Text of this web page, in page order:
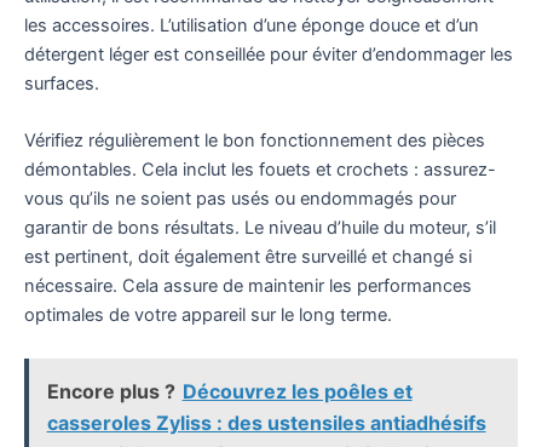
les accessoires. L’utilisation d’une éponge douce et d’un
détergent léger est conseillée pour éviter d’endommager les
surfaces.
Vérifiez régulièrement le bon fonctionnement des pièces
démontables. Cela inclut les fouets et crochets : assurez-
vous qu’ils ne soient pas usés ou endommagés pour
garantir de bons résultats. Le niveau d’huile du moteur, s’il
est pertinent, doit également être surveillé et changé si
nécessaire. Cela assure de maintenir les performances
optimales de votre appareil sur le long terme.
Encore plus ? Découvrez les poêles et
casseroles Zyliss : des ustensiles antiadhésifs